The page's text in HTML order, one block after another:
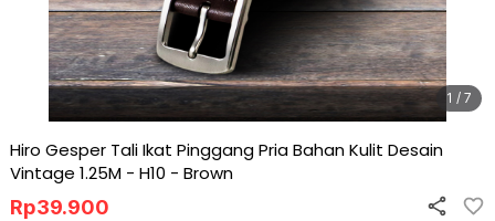
1 / 7
Hiro Gesper Tali Ikat Pinggang Pria Bahan Kulit Desain
Vintage 1.25M - H10 - Brown
Rp39.900